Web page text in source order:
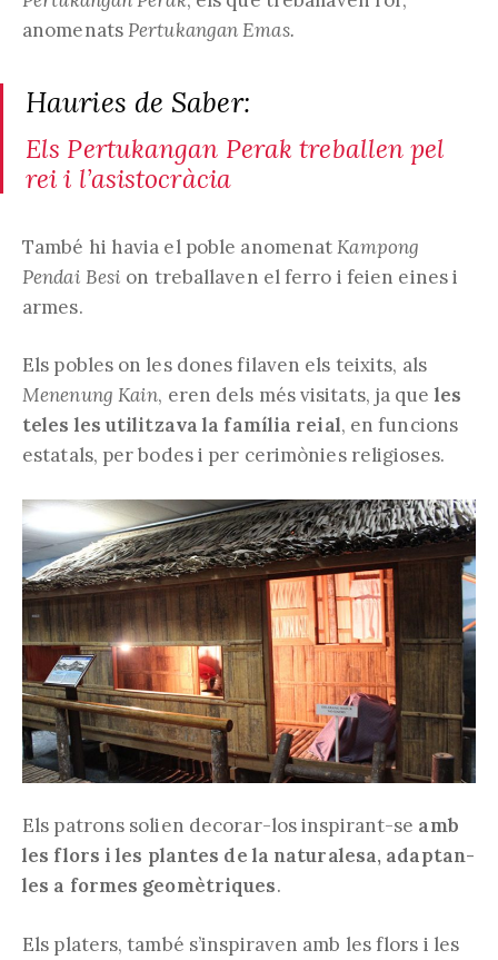
anomenatsPertukangan Emas.
Hauries de Saber:
Els Pertukangan Perak treballen pel
rei i l’asistocràcia
També hi havia el poble anomenatKampong
Pendai Besi on treballaven el ferro i feien eines i
armes.
Els pobles on les dones filaven els teixits, als
Menenung Kain, eren dels més visitats, ja que les
teles les utilitzava la família reial, en funcions
estatals, per bodes i per cerimònies religioses.
Els patrons solien decorar-los inspirant-se amb
les flors i les plantes de la naturalesa, adaptan-
les a formes geomètriques.
Els platers, també s’inspiraven amb les flors i les